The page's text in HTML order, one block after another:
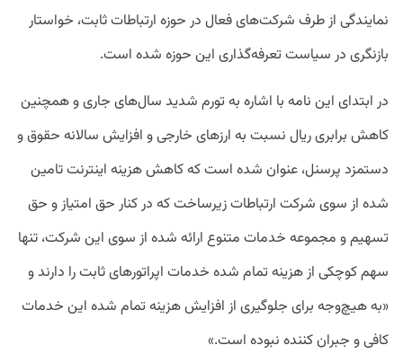
نمایندگی از طرف شرکت‌های فعال در حوزه ارتباطات ثابت، خواستار
بازنگری در سیاست تعرفه‌گذاری این حوزه شده است.
در ابتدای این نامه با اشاره به تورم شدید سال‌های جاری و همچنین
کاهش برابری ریال نسبت به ارزهای خارجی و افزایش سالانه حقوق و
دستمزد پرسنل، عنوان شده است که کاهش هزینه اینترنت تامین
شده از سوی شرکت ارتباطات زیرساخت که در کنار حق امتیاز و حق
تسهیم و مجموعه خدمات متنوع ارائه شده از سوی این شرکت، تنها
سهم کوچکی از هزینه تمام شده خدمات اپراتورهای ثابت را دارند و
«به هیچ‌وجه برای جلوگیری از افزایش هزینه تمام شده این خدمات
کافی و جبران‏ کننده نبوده است.»